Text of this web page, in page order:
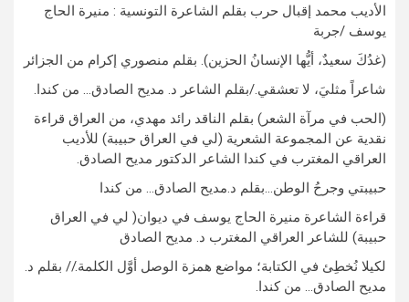
الأديب محمد إقبال حرب بقلم الشاعرة التونسية : منيرة الحاج
يوسف /جربة
(غدُكَ سعيدٌ، أيُّها الإنسانُ الحزين). بقلم منصوري إكرام من الجزائر
شاعراً مثليَ، لا تعشقي./بقلم الشاعر د. مديح الصادق… من كندا.
(الحب في مرآة الشعر) بقلم الناقد رائد مهدي، من العراق قراءة
نقدية عن المجموعة الشعرية (لي في العراق حبيبة) للأديب
العراقي المغترب في كندا الشاعر الدكتور مديح الصادق.
حبيبتي وجرحُ الوطن…بقلم د.مديح الصادق… من كندا
قراءة الشاعرة منيرة الحاج يوسف في ديوان( لي في العراق
حبيبة) للشاعر العراقي المغترب د. مديح الصادق
لكيلا نُخطِئ في الكتابة؛ مواضع همزة الوصل أوَّل الكلمة.// بقلم د.
مديح الصادق… من كندا.